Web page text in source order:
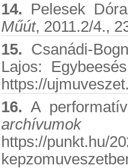
14. Pelesek
Műút, 2011.2/4.,
15. Csanádi-
Lajos:
https://
16. A
https://punkt.hu/